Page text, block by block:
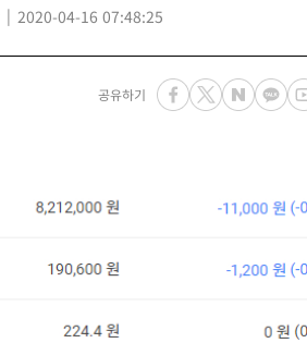
2020-04-16 07:48:25
공유하기